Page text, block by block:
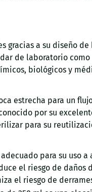
gracias a su diseño de
de laboratorio
biológicos y
estrecha para un
por su
para su
para su uso
el riesgo de daños
el riesgo de